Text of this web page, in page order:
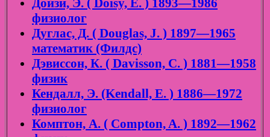
Дойзи, Э. ( Doisy, E. ) 1893—1986
физиолог
Дуглас, Д. ( Douglas, J. ) 1897—1965
математик (Филдс)
Дэвиссон, К. ( Davisson, C. ) 1881—1958
физик
Кендалл, Э. (Kendall, E. ) 1886—1972
физиолог
Комптон, А. ( Compton, A. ) 1892—1962